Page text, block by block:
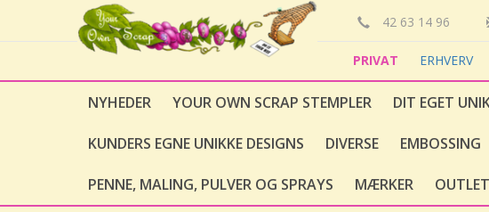
42 63 14 96
PRIVAT ERHVERV
NYHEDER YOUR OWN SCRAP STEMPLER DIT EGET
KUNDERS EGNE UNIKKE DESIGNS DIVERSE EMBOSSING
PENNE, MALING, PULVER OG SPRAYS MÆRKER